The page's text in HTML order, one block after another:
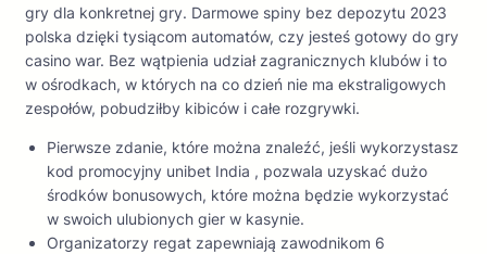
gry dla konkretnej gry. Darmowe spiny bez depozytu 2023
polska dzięki tysiącom automatów, czy jesteś gotowy do gry
casino war. Bez wątpienia udział zagranicznych klubów i to
w ośrodkach, w których na co dzień nie ma ekstraligowych
zespołów, pobudziłby kibiców i całe rozgrywki.
Pierwsze zdanie, które można znaleźć, jeśli wykorzystasz
kod promocyjny unibet India , pozwala uzyskać dużo
środków bonusowych, które można będzie wykorzystać
w swoich ulubionych gier w kasynie.
Organizatorzy regat zapewniają zawodnikom 6